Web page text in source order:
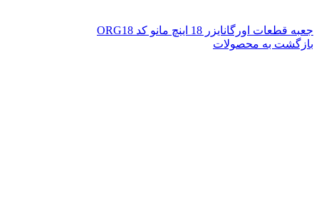
جعبه قطعات اورگانایزر 18 اینچ مانو کد ORG18
بازگشت به محصولات